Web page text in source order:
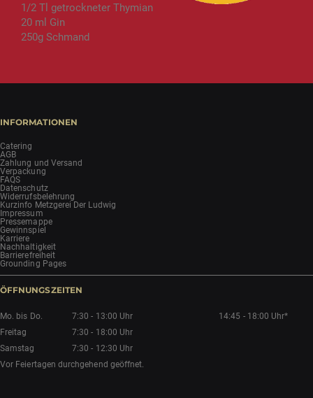
1/2 Tl getrockneter Thymian
20 ml Gin
250g Schmand
INFORMATIONEN
Catering
AGB
Zahlung und Versand
Verpackung
FAQS
Datenschutz
Widerrufsbelehrung
Kurzinfo Metzgerei Der Ludwig
Impressum
Pressemappe
Gewinnspiel
Karriere
Nachhaltigkeit
Barrierefreiheit
Grounding Pages
ÖFFNUNGSZEITEN
Mo. bis Do. 7:30 - 13:00 Uhr
14:45 - 18:00 Uhr*
Freitag
7:30 - 18:00 Uhr
Samstag
7:30 - 12:30 Uhr
Vor Feiertagen durchgehend geöffnet.